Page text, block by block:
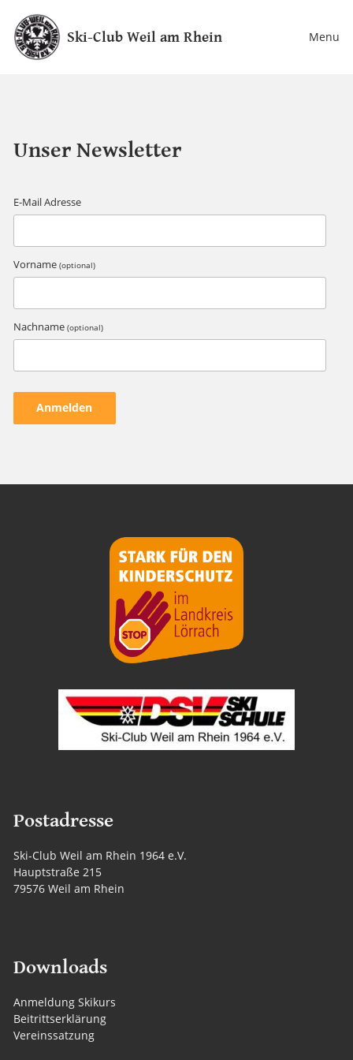
Ski-Club Weil am Rhein Menu
Unser Newsletter
E-Mail Adresse
Vorname (optional)
Nachname (optional)
Postadresse
Ski-Club Weil am Rhein 1964 e.V.
Hauptstraße 215
79576 Weil am Rhein
Downloads
Anmeldung Skikurs
Beitrittserklärung
Vereinssatzung